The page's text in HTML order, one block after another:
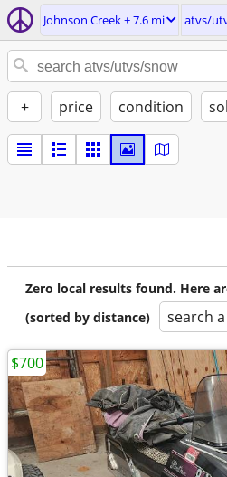
Johnson Creek ± 7.6 mi atvs/
+ price condition
Zero local results found. Here
(sorted by distance)
search
$700